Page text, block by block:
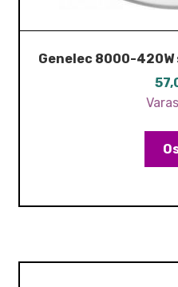
Genelec 8000-